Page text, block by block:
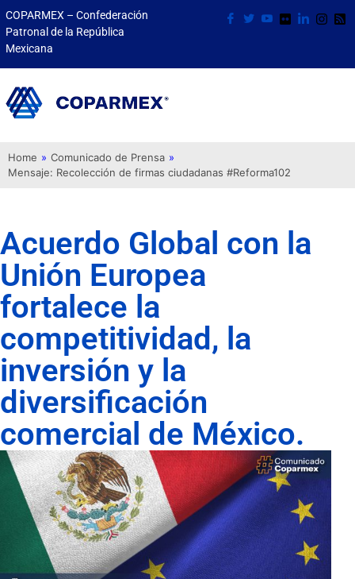
COPARMEX – Confederación
Patronal de la República
Mexicana
Home » Comunicado de Prensa »
Mensaje: Recolección de firmas ciudadanas #Reforma102
Acuerdo Global con la
Unión Europea
fortalece la
competitividad, la
inversión y la
diversificación
comercial de México.